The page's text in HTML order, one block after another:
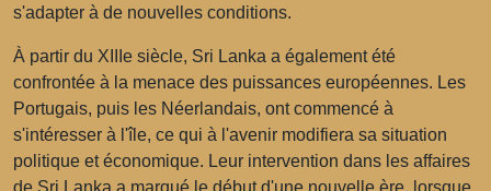
s'adapter à de nouvelles conditions.
À partir du XIIIe siècle, Sri Lanka a également été
confrontée à la menace des puissances européennes. Les
Portugais, puis les Néerlandais, ont commencé à
s'intéresser à l'île, ce qui à l'avenir modifiera sa situation
politique et économique. Leur intervention dans les affaires
de Sri Lanka a marqué le début d'une nouvelle ère, lorsque